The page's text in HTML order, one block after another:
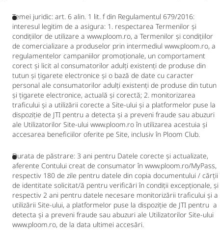
Temei juridic: art. 6 alin. 1 lit. f din Regulamentul 679/2016:
interesul legitim de a asigura: 1. respectarea Termenilor și
condițiilor de utilizare a www.ploom.ro, a Termenilor și condițiilor
de comercializare a produselor prin intermediul www.ploom.ro, a
regulamentelor campaniilor promoționale, un comportament
corect și licit al consumatorilor adulți existenți de produse din
tutun și țigarete electronice și o bază de date cu caracter
personal ale consumatorilor adulți existenți de produse din tutun
și țigarete electronice, actuală și corectă; 2. monitorizarea
traficului și a utilizării corecte a Site-ului și a platformelor puse la
dispoziție de JTI pentru a detecta și a preveni fraude sau abuzuri
ale Utilizatorilor Site-ului www.ploom.ro în utilizarea acestuia și
accesarea beneficiilor oferite pe Site, inclusiv în Ploom Club.
Durata de păstrare: 3 ani pentru Datele corecte și actualizate,
aferente Contului creat de consumator în www.ploom.ro/MyPass,
respectiv 180 de zile pentru datele din copia documentului / cărții
de identitate solicitat/ă pentru verificări în condiții excepționale, și
respectiv 2 ani pentru datele necesare monitorizării traficului și a
utilizării Site-ului, a platformelor puse la dispoziție de JTI pentru a
detecta și a preveni fraude sau abuzuri ale Utilizatorilor Site-ului
www.ploom.ro, de la data ultimei accesări.